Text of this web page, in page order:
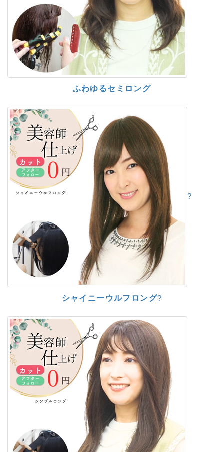
ふわゆるセミロング
?
シャイニーウルフロング?